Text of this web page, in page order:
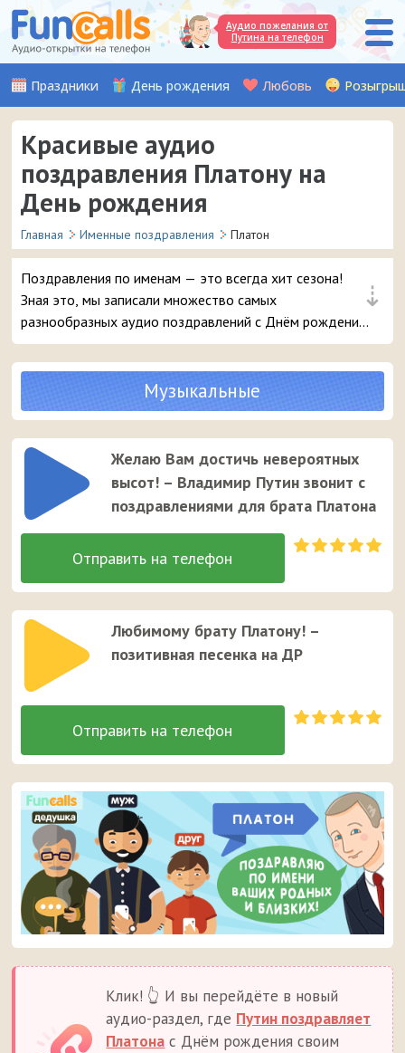
Аудио пожелания от
Путина на телефон
Праздники День рождения Любовь
Красивые аудио
поздравления Платону на
День рождения
Главная Именные поздравления Платон
⇣
Поздравления по именам — это всегда хит сезона!
Зная это, мы записали множество самых
разнообразных аудио поздравлений с Днём рождения,
чтобы вы могли с выдумкой поздравить вашего друга
или знакомого с именем Платон. Выбирайте лучшее
поздравление и в 3 клика отправляйте его на телефон
парню.
Музыкальные
Желаю Вам достичь невероятных
высот! – Владимир Путин звонит с
поздравлениями для брата Платона
Любимому брату Платону! –
позитивная песенка на ДР
Клик! 👆 И вы перейдёте в новый
аудио-раздел, где Путин поздравляет
Платона с Днём рождения своим